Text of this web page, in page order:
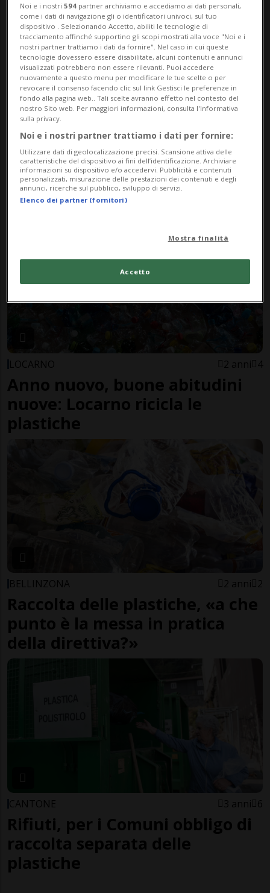
Trattato mondiale sulla
plastica, Rösti: «Inaccettabile
non raggiungere risultati»
LOCARNO 2 anni 4
Anno nuovo, buone abitudini
nuove: Locarno ricicla le
plastiche
BELLINZONA 2 anni 2
Raccolta delle plastiche, «a che
punto è la messa in pratica
della direttiva?»
CANTONE 3 anni 6
Rifiuti, per i Comuni obbligo di
raccolta separata delle
plastiche
Noi e i nostri594 partner archiviamo e accediamo ai dati personali,
come i dati di navigazione gli o identificatori univoci, sul tuo
dispositivo . Selezionando Accetto, abiliti le tecnologie di
tracciamento affinché supportino gli scopi mostrati alla voce "Noi e i
nostri partner trattiamo i dati da fornire". Nel caso in cui queste
tecnologie dovessero essere disabilitate, alcuni contenuti e annunci
visualizzati potrebbero non essere rilevanti. Puoi accedere
nuovamente a questo menu per modificare le tue scelte o per
revocare il consenso facendo clic sul link Gestisci le preferenze in
fondo alla pagina web.. Tali scelte avranno effetto nel contesto del
nostro Sito web. Per maggiori informazioni, consulta l'Informativa
sulla privacy.
Noi e i nostri partner trattiamo i dati per fornire:
Utilizzare dati di geolocalizzazione precisi. Scansione attiva delle
caratteristiche del dispositivo ai fini dell’identificazione. Archiviare
informazioni su dispositivo e/o accedervi. Pubblicità e contenuti
personalizzati, misurazione delle prestazioni dei contenuti e degli
annunci, ricerche sul pubblico, sviluppo di servizi.
Elenco dei partner (fornitori)
Mostra finalità
Accetto